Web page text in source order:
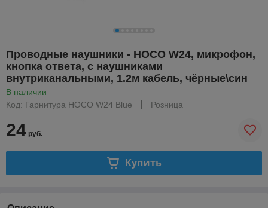
Проводные наушники - HOCO W24, микрофон,
кнопка ответа, с наушниками
внутриканальными, 1.2м кабель, чёрные\син
В наличии
Код: Гарнитура HOCO W24 Blue
Розница
24 руб.
Купить